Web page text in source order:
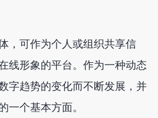
，可作为个人或组织共享信
线形象的平台。作为一种动态
字趋势的变化而不断发展，并
一个基本方面。